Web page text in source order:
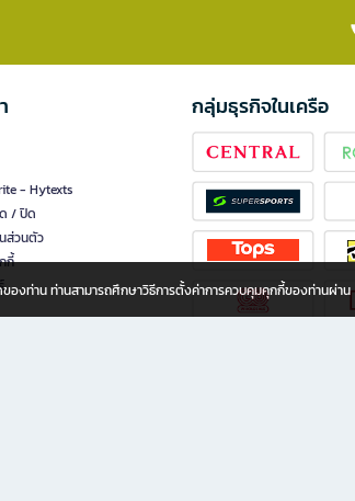
- Hytexts
/ ปิด
ส่วนตัว
กี้
กลุ่มธุรกิจในเครือ
องท่าน ท่านสามารถศึกษาวิธีการตั้งค่าการควบคุมคุกกี้ของท่านผ่าน